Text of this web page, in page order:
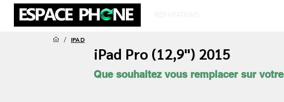
iPad Pro (12,9") 2015
Que souhaitez vous remplacer sur votre
/ IPAD